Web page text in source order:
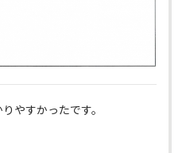
やすかったです。